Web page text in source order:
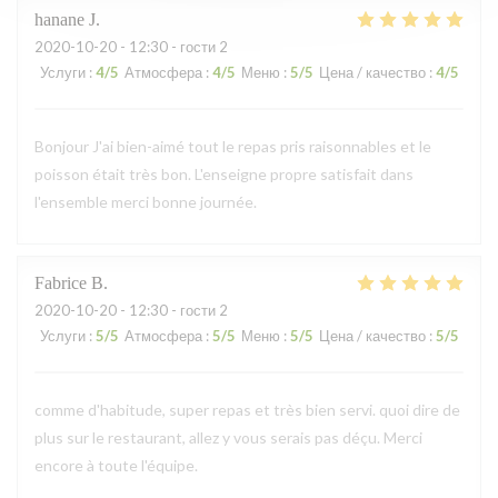
hanane J
2020-10-20 - 12:30 - гости 2
Услуги : 4/5 Атмосфера : 4/5 Меню : 5/5 Цена / качество : 4/5
Bonjour J'ai bien-aimé tout le repas pris raisonnables et le
poisson était très bon. L'enseigne propre satisfait dans
l'ensemble merci bonne journée.
Fabrice B
2020-10-20 - 12:30 - гости 2
Услуги : 5/5 Атмосфера : 5/5 Меню : 5/5 Цена / качество : 5/5
comme d'habitude, super repas et très bien servi. quoi dire de
plus sur le restaurant, allez y vous serais pas déçu. Merci
encore à toute l'équipe.